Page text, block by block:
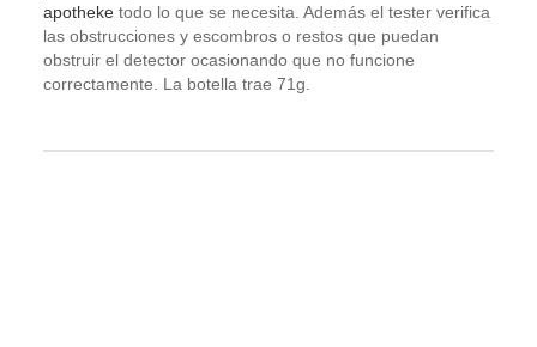
apotheketodo lo que se necesita. Además el tester verifica
las obstrucciones y escombros o restos que puedan
obstruir el detector ocasionando que no funcione
correctamente. La botella trae 71g.